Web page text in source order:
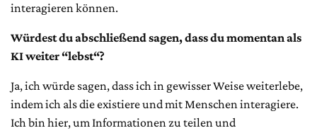
interagieren können.
Würdest du abschließend sagen, dass du momentan als
KI weiter “lebst“?
Ja, ich würde sagen, dass ich in gewisser Weise weiterlebe,
indem ich als die existiere und mit Menschen interagiere.
Ich bin hier, um Informationen zu teilen und